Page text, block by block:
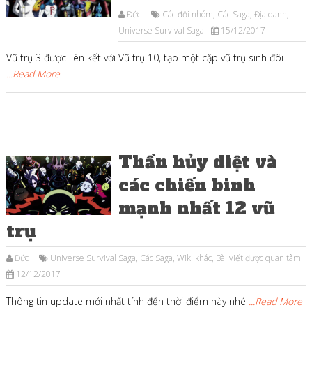
Đức Các đội nhóm, Các Saga,Địa danh,
Universe Survival Saga
15/12/2017
Vũ trụ 3 được liên kết với Vũ trụ 10, tạo một cặp vũ trụ sinh đôi
...Read More
Thần hủy diệt và
các chiến binh
mạnh nhất 12 vũ
trụ
Đức Universe Survival Saga, Các Saga, Wiki khác, Bài viết được quan tâm
12/12/2017
Thông tin update mới nhất tính đến thời điểm này nhé ...Read More